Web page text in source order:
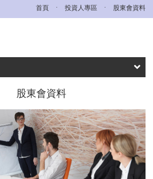
首頁 . 投資人專區 . 股東會資料
股東會資料